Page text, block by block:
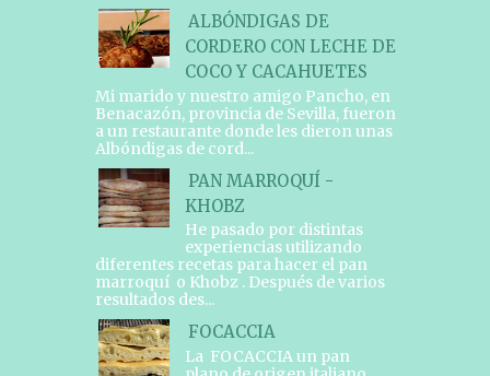
ALBÓNDIGAS DE
CORDERO CON LECHE DE
COCO Y CACAHUETES
Mi marido y nuestro amigo Pancho, en
Benacazón, provincia de Sevilla, fueron
a un restaurante donde les dieron unas
Albóndigas de cord...
PAN MARROQUÍ -
KHOBZ
He pasado por distintas
experiencias utilizando
diferentes recetas para hacer el pan
marroquí o Khobz . Después de varios
resultados des...
FOCACCIA
La FOCACCIA un pan